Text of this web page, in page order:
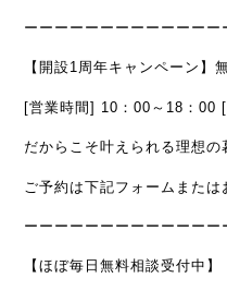
ーーーーーーーーーーーーー
【開設1周年キャンペーン】
[営業時間] 10：00～18：00
だからこそ叶えられる理想の
ご予約は下記フォームまたは
ーーーーーーーーーーーーー
【ほぼ毎日無料相談受付中】